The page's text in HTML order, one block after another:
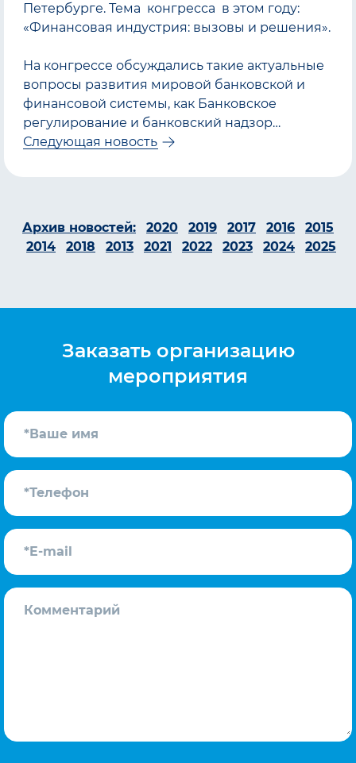
Петербурге. Тема конгресса в этом году:
«Финансовая индустрия: вызовы и решения».
На конгрессе обсуждались такие актуальные
вопросы развития мировой банковской и
финансовой системы, как Банковское
регулирование и банковский надзор…
Следующая новость
Архив новостей: 2020 2019 2017 2016
2015
2014
2018 2013 2021 2022 2023 2024 2025
Заказать организацию
мероприятия
*Ваше имя
*Телефон
*E-mail
Комментарий